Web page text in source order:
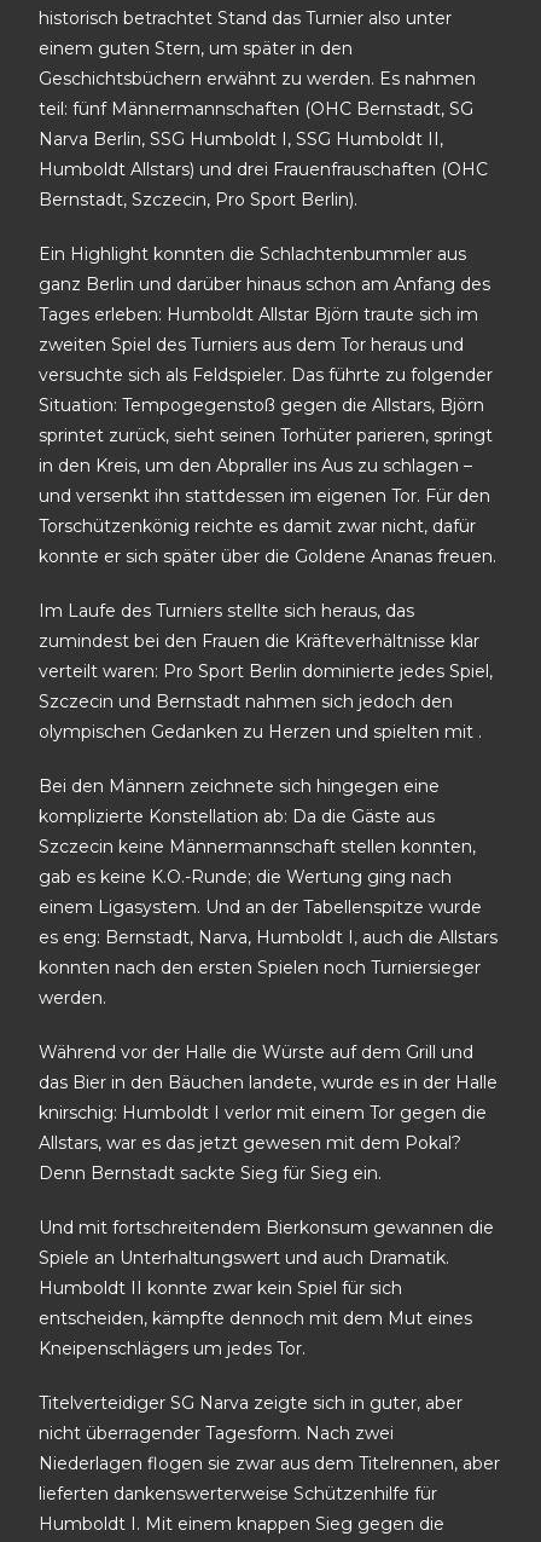
historisch betrachtet Stand das Turnier also unter
einem guten Stern, um später in den
Geschichtsbüchern erwähnt zu werden. Es nahmen
teil: fünf Männermannschaften (OHC Bernstadt, SG
Narva Berlin, SSG Humboldt I, SSG Humboldt II,
Humboldt Allstars) und drei Frauenfrauschaften (OHC
Bernstadt, Szczecin, Pro Sport Berlin).
Ein Highlight konnten die Schlachtenbummler aus
ganz Berlin und darüber hinaus schon am Anfang des
Tages erleben: Humboldt Allstar Björn traute sich im
zweiten Spiel des Turniers aus dem Tor heraus und
versuchte sich als Feldspieler. Das führte zu folgender
Situation: Tempogegenstoß gegen die Allstars, Björn
sprintet zurück, sieht seinen Torhüter parieren, springt
in den Kreis, um den Abpraller ins Aus zu schlagen –
und versenkt ihn stattdessen im eigenen Tor. Für den
Torschützenkönig reichte es damit zwar nicht, dafür
konnte er sich später über die Goldene Ananas freuen.
Im Laufe des Turniers stellte sich heraus, das
zumindest bei den Frauen die Kräfteverhältnisse klar
verteilt waren: Pro Sport Berlin dominierte jedes Spiel,
Szczecin und Bernstadt nahmen sich jedoch den
olympischen Gedanken zu Herzen und spielten mit .
Bei den Männern zeichnete sich hingegen eine
komplizierte Konstellation ab: Da die Gäste aus
Szczecin keine Männermannschaft stellen konnten,
gab es keine K.O.-Runde; die Wertung ging nach
einem Ligasystem. Und an der Tabellenspitze wurde
es eng: Bernstadt, Narva, Humboldt I, auch die Allstars
konnten nach den ersten Spielen noch Turniersieger
werden.
Während vor der Halle die Würste auf dem Grill und
das Bier in den Bäuchen landete, wurde es in der Halle
knirschig: Humboldt I verlor mit einem Tor gegen die
Allstars, war es das jetzt gewesen mit dem Pokal?
Denn Bernstadt sackte Sieg für Sieg ein.
Und mit fortschreitendem Bierkonsum gewannen die
Spiele an Unterhaltungswert und auch Dramatik.
Humboldt II konnte zwar kein Spiel für sich
entscheiden, kämpfte dennoch mit dem Mut eines
Kneipenschlägers um jedes Tor.
Titelverteidiger SG Narva zeigte sich in guter, aber
nicht überragender Tagesform. Nach zwei
Niederlagen flogen sie zwar aus dem Titelrennen, aber
lieferten dankenswerterweise Schützenhilfe für
Humboldt I. Mit einem knappen Sieg gegen die